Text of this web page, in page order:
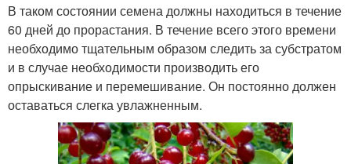
В таком состоянии семена должны находиться в течение
60 дней до прорастания. В течение всего этого времени
необходимо тщательным образом следить за субстратом
и в случае необходимости производить его
опрыскивание и перемешивание. Он постоянно должен
оставаться слегка увлажненным.